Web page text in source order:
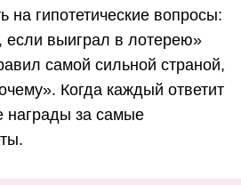
на гипотетические вопросы:
выиграл в лотерею»
самой сильной страной,
Когда каждый ответит
награды за самые